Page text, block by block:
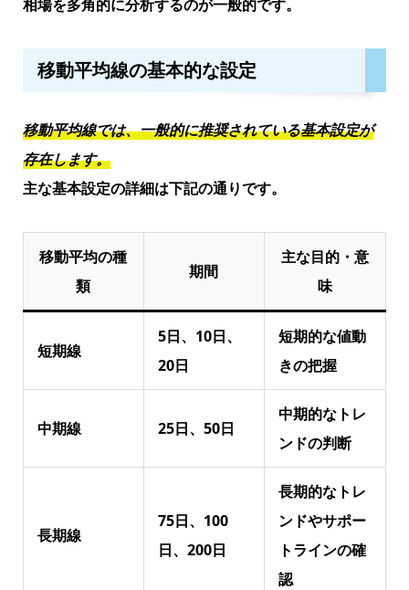
相場を多角的に分析するのが一般的です。
移動平均線の基本的な設定
移動平均線では、一般的に推奨されている基本設定が
存在します。
主な基本設定の詳細は下記の通りです。
移動平均の種
類
期間
主な目的・意
味
短期線
5日、10日、
20日
短期的な値動
きの把握
中期線 25日、50日
中期的なトレ
ンドの判断
長期線
75日、100
日、200日
長期的なトレ
ンドやサポー
トラインの確
認